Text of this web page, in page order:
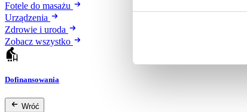
Fotele do masażu
Urządzenia
Zdrowie i uroda
Zobacz wszystko
Dofinansowania
Wróć